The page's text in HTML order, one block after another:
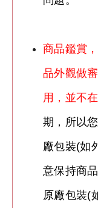
商品鑑賞
品外觀做
用，並不
期，所以
廠包裝(如
意保持商
原廠包裝(